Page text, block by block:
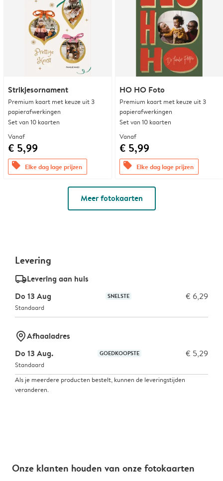
Strikjesornament
Premium kaart met keuze uit 3
papierafwerkingen
Set van 10 kaarten
Vanaf
€ 5,99
offers Elke dag lage prijzen
HO HO Foto
Premium kaart met keuze uit 3
papierafwerkingen
Set van 10 kaarten
Vanaf
€ 5,99
offers Elke dag lage prijzen
Meer fotokaarten
Levering
delivery_standard_v2Levering aan huis
Do 13 Aug
SNELSTE € 6,29
Standaard
marker-pinAfhaaladres
Do 13 Aug.
GOEDKOOPSTE € 5,29
Standaard
Als je meerdere producten bestelt, kunnen de leveringstijden
veranderen.
Onze klanten houden van onze fotokaarten